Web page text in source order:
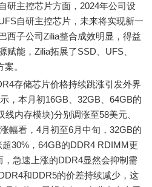
研主控芯片方面，2024年公司设
自研主控芯片，未来将实现新一
西子公司Zilia整合成效明显，得益
赋能，Zilia拓展了SSD、UFS、
。
存储芯片价格持续跳涨引发外界
，本月初16GB、32GB、64GB的
内存模块)分别调涨至58美元、
幅看，4月初至6月中旬，32GB的
30%，64GB的DDR4 RDIMM更
，急速上涨的DDR4显然会抑制需
和DDR5的价差持续减少，这